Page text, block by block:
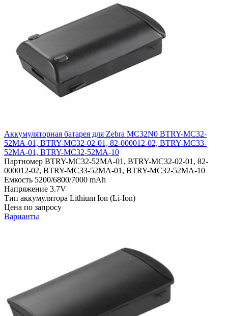
Аккумуляторная батарея для Zebra MC32N0 BTRY-MC32-
52MA-01, BTRY-MC32-02-01, 82-000012-02, BTRY-MC33-
52MA-01, BTRY-MC32-52MA-10
Партномер BTRY-MC32-52MA-01, BTRY-MC32-02-01, 82-
000012-02, BTRY-MC33-52MA-01, BTRY-MC32-52MA-10
Емкость 5200/6800/7000 mAh
Напряжение 3.7V
Тип аккумулятора Lithium Ion (Li-Ion)
Цена по запросу
Варианты